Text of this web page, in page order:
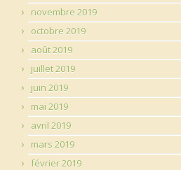
novembre 2019
octobre 2019
août 2019
juillet 2019
juin 2019
mai 2019
avril 2019
mars 2019
février 2019